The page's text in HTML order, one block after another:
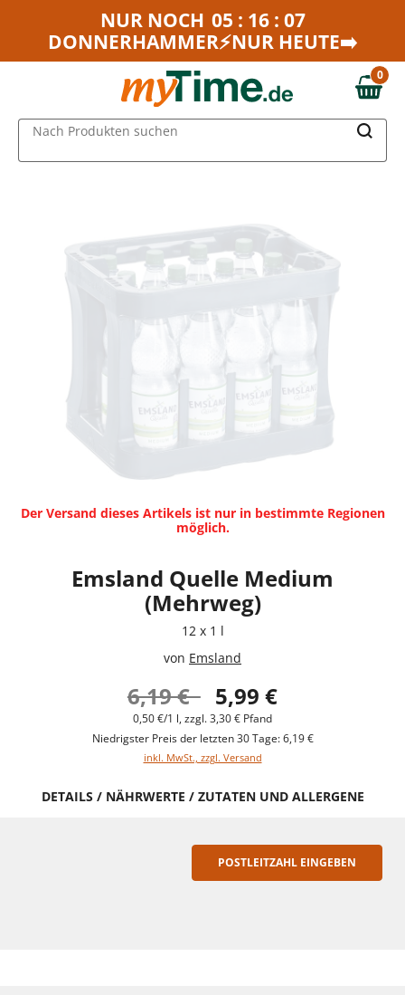
Zum Hauptinhalt springen
Zur Navigation springen
NUR NOCH 05 : 16 : 07
DONNERHAMMER⚡NUR HEUTE➡️
0,00 €
0
Nach Produkten suchen
Der Versand dieses Artikels ist nur in bestimmte Regionen
möglich.
Emsland Quelle Medium
(Mehrweg)
12 x 1 l
von Emsland
6,19 € 5,99 €
0,50 €/1 l, zzgl. 3,30 € Pfand
Niedrigster Preis der letzten 30 Tage: 6,19 €
inkl. MwSt., zzgl. Versand
DETAILS / NÄHRWERTE / ZUTATEN UND ALLERGENE
POSTLEITZAHL EINGEBEN